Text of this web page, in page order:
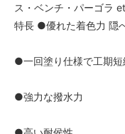
ス・ベンチ・パーゴラ
特長 ●優れた着色力 隠
●一回塗り仕様で工期短
●強力な撥水力